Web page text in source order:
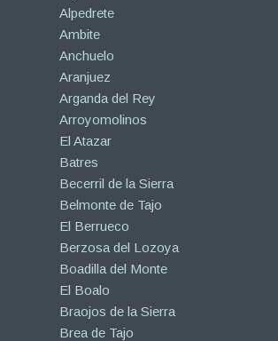
Alpedrete
Ambite
Anchuelo
Aranjuez
Arganda del Rey
Arroyomolinos
El Atazar
Batres
Becerril de la Sierra
Belmonte de Tajo
El Berrueco
Berzosa del Lozoya
Boadilla del Monte
El Boalo
Braojos de la Sierra
Brea de Tajo